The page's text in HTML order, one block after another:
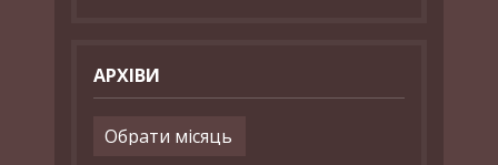
АРХІВИ
Архіви